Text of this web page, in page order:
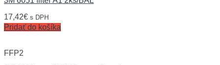
17,42€ s DPH
Pridať do košíka
FFP2